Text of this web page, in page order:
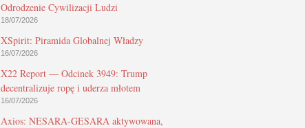
Odrodzenie Cywilizacji Ludzi
18/07/2026
XSpirit: Piramida Globalnej Władzy
16/07/2026
X22 Report — Odcinek 3949: Trump
decentralizuje ropę i uderza młotem
16/07/2026
Axios: NESARA-GESARA aktywowana,